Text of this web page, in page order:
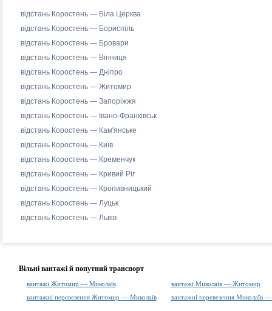
відстань Коростень — Біла Церква
відстань Коростень — Бориспіль
відстань Коростень — Бровари
відстань Коростень — Вінниця
відстань Коростень — Дніпро
відстань Коростень — Житомир
відстань Коростень — Запоріжжя
відстань Коростень — Івано-Франківськ
відстань Коростень — Кам'янське
відстань Коростень — Київ
відстань Коростень — Кременчук
відстань Коростень — Кривий Ріг
відстань Коростень — Кропивницький
відстань Коростень — Луцьк
відстань Коростень — Львів
Вільні вантажі й попутний транспорт
вантажі Житомир — Миколаїв
вантажі Миколаїв — Житомир
вантажні перевезення Житомир — Миколаїв
вантажні перевезення Миколаїв